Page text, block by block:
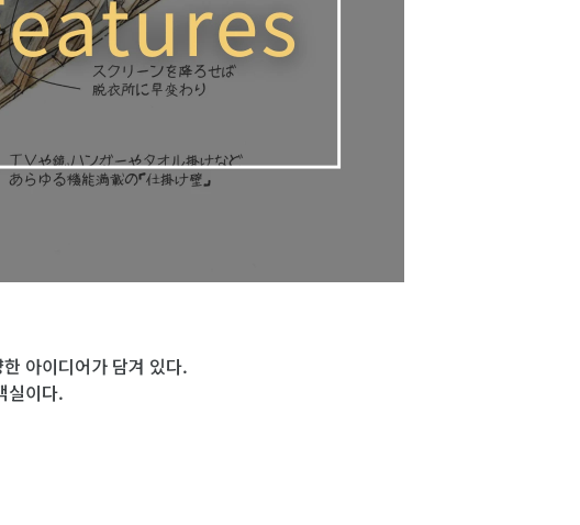
아이디어가 담겨 있다.
실이다.